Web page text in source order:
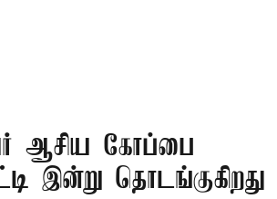
ஆசிய கோப்பை
இன்று தொடங்குகிறது